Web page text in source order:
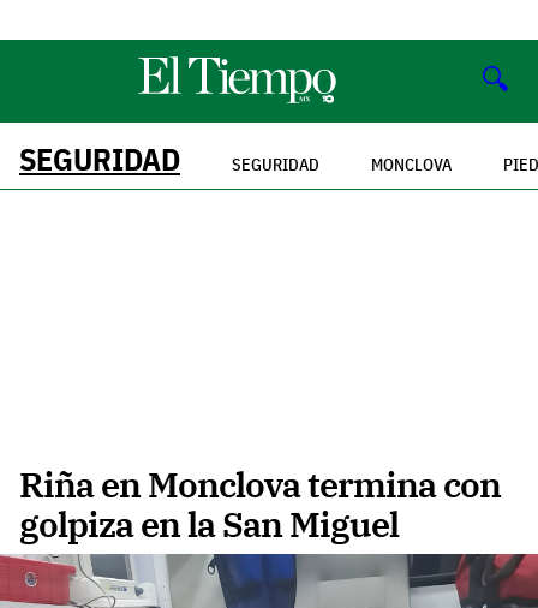
🔍
SEGURIDAD SEGURIDAD MONCLOVA
Riña en Monclova termina con
golpiza en la San Miguel